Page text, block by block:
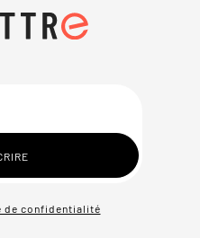
de confidentialité